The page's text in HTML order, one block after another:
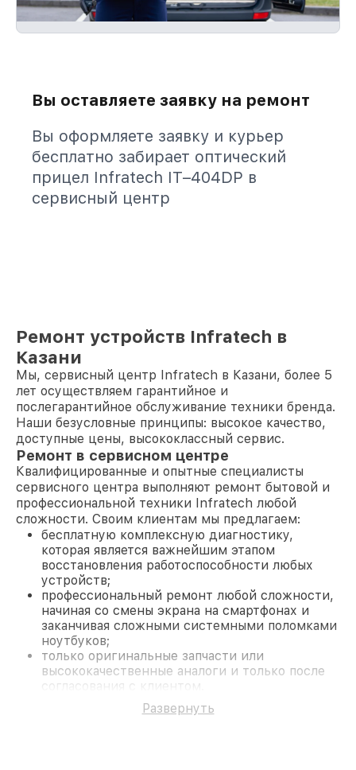
Вы оставляете заявку на ремонт
Вы оформляете заявку и курьер
бесплатно забирает оптический
прицел Infratech IT–404DP в
сервисный центр
Ремонт устройств Infratech в
Казани
Мы, сервисный центр Infratech в Казани, более 5
лет осуществляем гарантийное и
послегарантийное обслуживание техники бренда.
Наши безусловные принципы: высокое качество,
доступные цены, высококлассный сервис.
Ремонт в сервисном центре
Квалифицированные и опытные специалисты
сервисного центра выполняют ремонт бытовой и
профессиональной техники Infratech любой
сложности. Своим клиентам мы предлагаем:
бесплатную комплексную диагностику,
которая является важнейшим этапом
восстановления работоспособности любых
устройств;
профессиональный ремонт любой сложности,
начиная со смены экрана на смартфонах и
заканчивая сложными системными поломками
ноутбуков;
только оригинальные запчасти или
высококачественные аналоги и только после
согласования с клиентом.
На все работы и замененные комплектующие
предоставляется длительная гарантия. В случае
Развернуть